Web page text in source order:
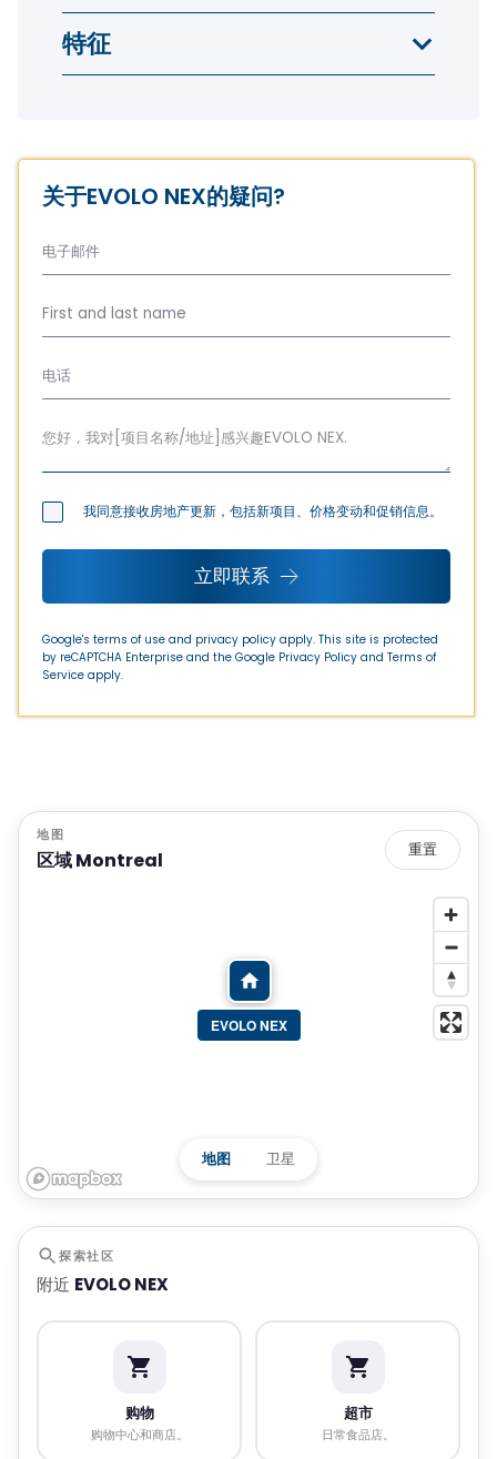
特征
关于EVOLO NEX的疑问?
我同意接收房地产更新，包括新项目、价格变动和促销信息。
立即联系
Google's terms of use and privacy policy apply. This site is protected
by reCAPTCHA Enterprise and the Google Privacy Policy and Terms of
Service apply.
地图
区域 Montreal 重置
EVOLO NEX
地图 卫星
探索社区
附近 EVOLO NEX
购物
购物中心和商店。
超市
日常食品店。